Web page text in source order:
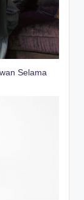
Selama